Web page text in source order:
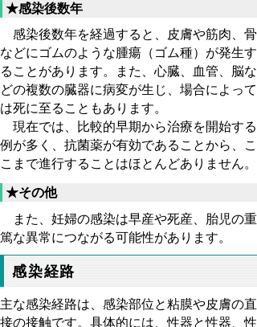
★感染後数年
感染後数年を経過すると、皮膚や筋肉、骨
などにゴムのような腫瘍（ゴム種）が発生す
ることがあります。また、心臓、血管、脳な
どの複数の臓器に病変が生じ、場合によって
は死に至ることもあります。
現在では、比較的早期から治療を開始する
例が多く、抗菌薬が有効であることから、こ
こまで進行することはほとんどありません。
★その他
また、妊婦の感染は早産や死産、胎児の重
篤な異常につながる可能性があります。
感染経路
主な感染経路は、感染部位と粘膜や皮膚の直
接の接触です。具体的には、性器と性器、性